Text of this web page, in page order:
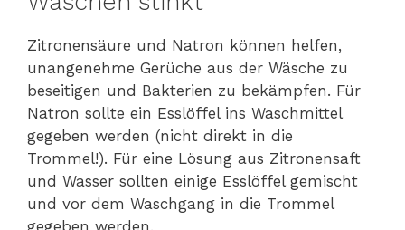
Zitronensäure und Natron können helfen,
unangenehme Gerüche aus der Wäsche zu
beseitigen und Bakterien zu bekämpfen. Für
Natron sollte ein Esslöffel ins Waschmittel
gegeben werden (nicht direkt in die
Trommel!). Für eine Lösung aus Zitronensaft
und Wasser sollten einige Esslöffel gemischt
und vor dem Waschgang in die Trommel
gegeben werden.